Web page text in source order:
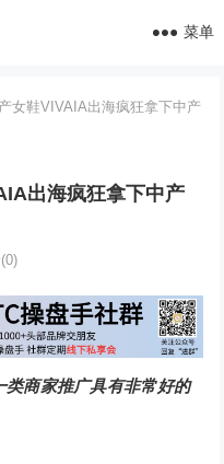
菜单
女鞋VIVAIA出海疯狂拿下中产
出海疯狂拿下中产
商家推广具有非常好的